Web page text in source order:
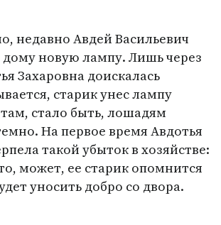
недавно Авдей Васильевич
дому новую лампу. Лишь через
Захаровна доискалась
старик унес лампу
стало быть, лошадям
На первое время Авдотья
такой убыток в хозяйстве:
может, ее старик опомнится
уносить добро со двора.